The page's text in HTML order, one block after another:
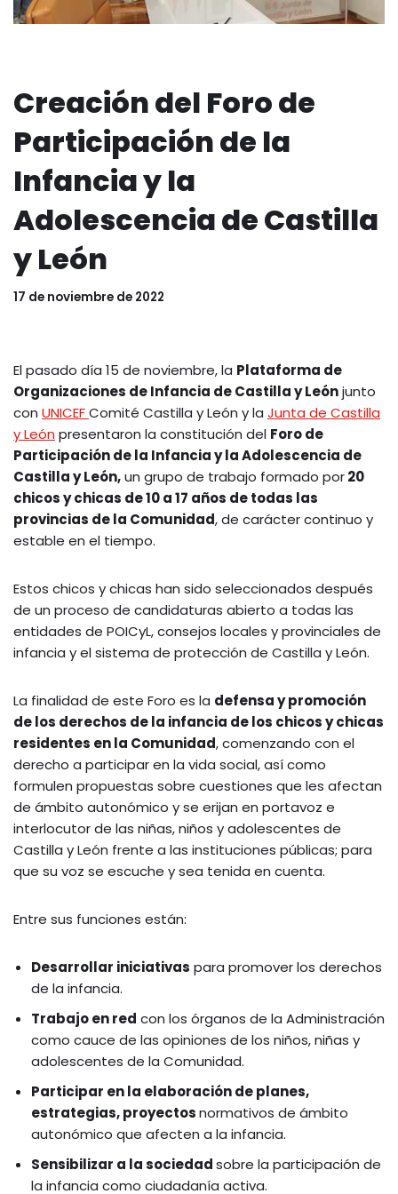
Creación del Foro de
Participación de la
Infancia y la
Adolescencia de Castilla
y León
17 de noviembre de 2022
El pasado día 15 de noviembre, la Plataforma de
Organizaciones de Infancia de Castilla y Leónjunto
con UNICEFComité Castilla y León y la Junta de Castilla
y León presentaron la constitución del Foro de
Participación de la Infancia y la Adolescencia de
Castilla y León,un grupo de trabajo formado por20
chicos y chicas de 10 a 17 años de todas las
provincias de la Comunidad, de carácter continuo y
estable en el tiempo.
Estos chicos y chicas han sido seleccionados después
de un proceso de candidaturas abierto a todas las
entidades de POICyL, consejos locales y provinciales de
infancia y el sistema de protección de Castilla y León.
La finalidad de este Foro es la defensa y promoción
de los derechos de la infancia de los chicos y chicas
residentes en la Comunidad, comenzando con el
derecho a participar en la vida social, así como
formulen propuestas sobre cuestiones que les afectan
de ámbito autonómico y se erijan en portavoz e
interlocutor de las niñas, niños y adolescentes de
Castilla y León frente a las instituciones públicas; para
que su voz se escuche y sea tenida en cuenta.
Entre sus funciones están:
Desarrollar iniciativas para promover los derechos
de la infancia.
Trabajo en red con los órganos de la Administración
como cauce de las opiniones de los niños, niñas y
adolescentes de la Comunidad.
Participar en la elaboración de planes,
estrategias, proyectosnormativos de ámbito
autonómico que afecten a la infancia.
Sensibilizar a la sociedadsobre la participación de
la infancia como ciudadanía activa.